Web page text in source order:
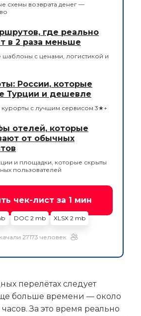
схемы возврата денег —
где реально
в 2 раза меньше
шаблоны с ценами, логистикой и
России, которые
Турции и дешевле
курорты с лучшим сервисом 3★+
отелей, которые
от обычных
и площадки, которые скрыты
пользователей
чек-лист за 1 мин
DOC 2 mb XLSX 2 mb
27173 человек
перелётах следует
больше времени — около
За это время реально